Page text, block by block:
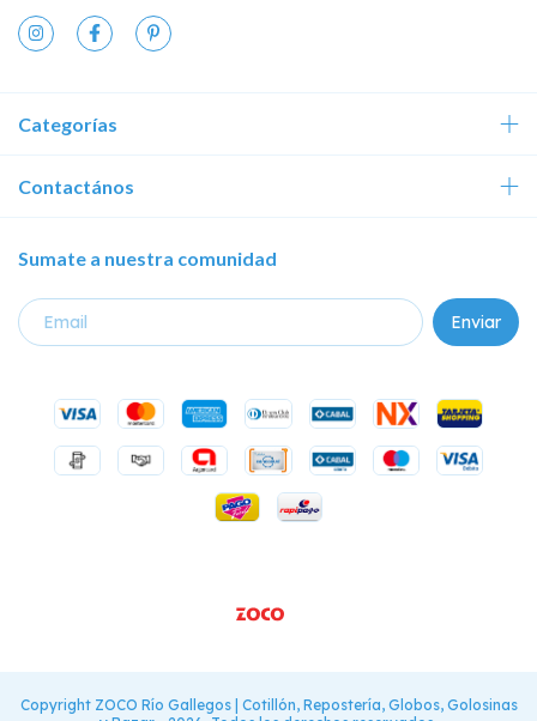
Categorías
Contactános
Sumate a nuestra comunidad
Copyright ZOCO Río Gallegos | Cotillón, Repostería, Globos, Golosinas